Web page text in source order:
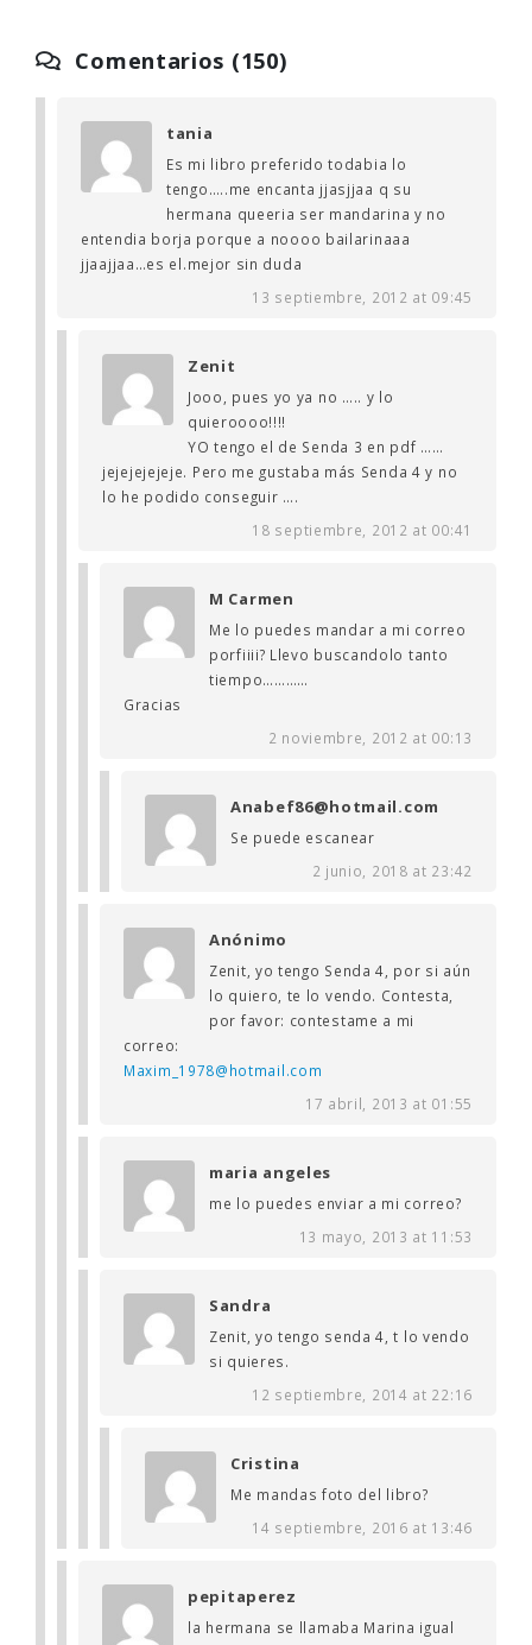
Comentarios (150)
tania
Es mi libro preferido todabia lo
tengo…..me encanta jjasjjaa q su
hermana queeria ser mandarina y no
entendia borja porque a noooo bailarinaaa
jjaajjaa…es el.mejor sin duda
13 septiembre, 2012 at 09:45
Zenit
Jooo, pues yo ya no ….. y lo
quieroooo!!!!
YO tengo el de Senda 3 en pdf ……
jejejejejeje. Pero me gustaba más Senda 4 y no
lo he podido conseguir ….
18 septiembre, 2012 at 00:41
M Carmen
Me lo puedes mandar a mi correo
porfiiii? Llevo buscandolo tanto
tiempo…………
Gracias
2 noviembre, 2012 at 00:13
Anabef86@hotmail.com
Se puede escanear
2 junio, 2018 at 23:42
Anónimo
Zenit, yo tengo Senda 4, por si aún
lo quiero, te lo vendo. Contesta,
por favor: contestame a mi
correo:
Maxim_1978@hotmail.com
17 abril, 2013 at 01:55
maria angeles
me lo puedes enviar a mi correo?
13 mayo, 2013 at 11:53
Sandra
Zenit, yo tengo senda 4, t lo vendo
si quieres.
12 septiembre, 2014 at 22:16
Cristina
Me mandas foto del libro?
14 septiembre, 2016 at 13:46
pepitaperez
la hermana se llamaba Marina igual